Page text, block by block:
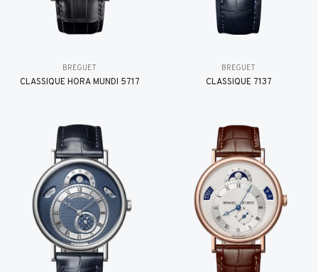
BREGUET
CLASSIQUE HORA MUNDI 5717
BREGUET
CLASSIQUE 7137